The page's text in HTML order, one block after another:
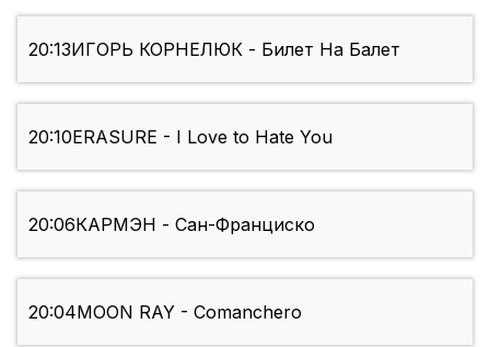
20:13ИГОРЬ КОРНЕЛЮК - Билет На Балет
20:10ERASURE - I Love to Hate You
20:06КАРМЭН - Сан-Франциско
20:04MOON RAY - Comanchero